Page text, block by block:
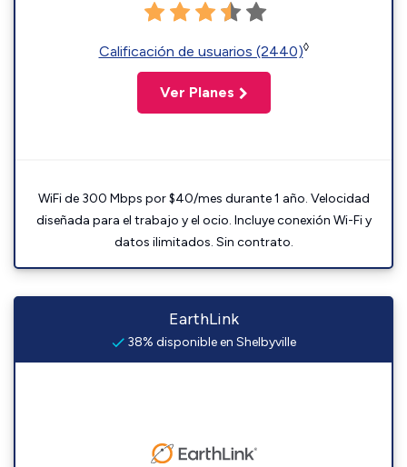
Calificación de usuarios (2440)◊
Ver Planes
WiFi de 300 Mbps por $40/mes durante 1 año. Velocidad
diseñada para el trabajo y el ocio. Incluye conexión Wi-Fi y
datos ilimitados. Sin contrato.
EarthLink
38% disponible en Shelbyville